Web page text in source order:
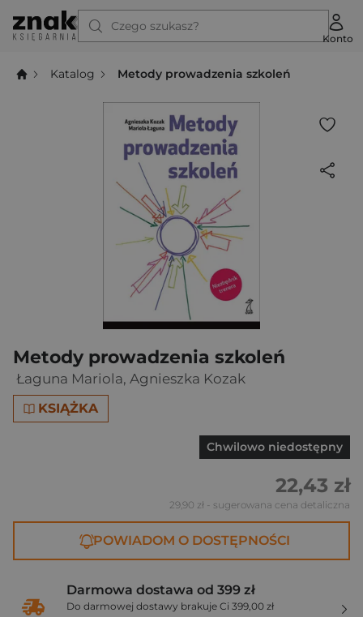
Czego szukasz?
Konto
Katalog Metody prowadzenia szkoleń
Metody prowadzenia szkoleń
Łaguna Mariola, Agnieszka Kozak
KSIĄŻKA
Chwilowo niedostępny
22,43 zł
29,90 zł - sugerowana cena detaliczna
POWIADOM O DOSTĘPNOŚCI
Darmowa dostawa od 399 zł
Do darmowej dostawy brakuje Ci 399,00 zł